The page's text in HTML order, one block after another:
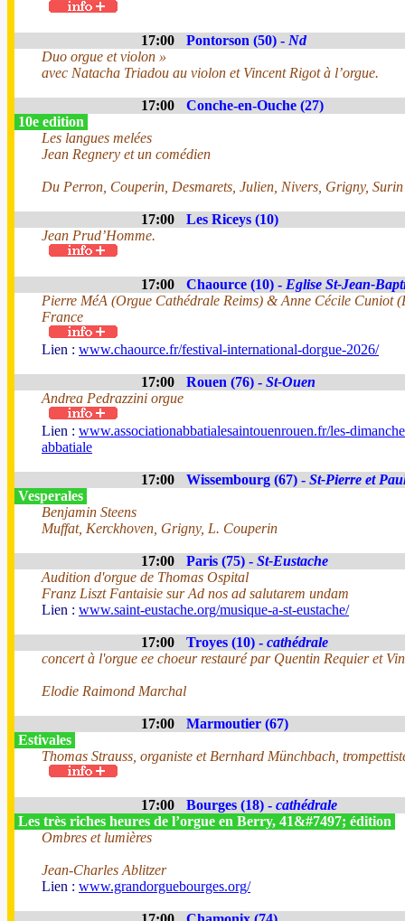
17:00 Pontorson (50) - Nd
Duo orgue et violon »
avec Natacha Triadou au violon et Vincent Rigot à l’orgue.
17:00
Conche-en-Ouche (27)
10e edition
Les langues melées
Jean Regnery et un comédien
Du Perron, Couperin, Desmarets, Julien, Nivers, Grigny, Surin
17:00
Les Riceys (10)
Jean Prud’Homme.
17:00 Chaource (10) - Eglise St-Jean-
Pierre MéA (Orgue Cathédrale Reims) & Anne Cécile Cuniot
France
Lien : www.chaource.fr/festival-international-dorgue-2026/
17:00 Rouen (76) - St-Ouen
Andrea Pedrazzini orgue
Lien : www.associationabbatialesaintouenrouen.fr/les-
abbatiale
17:00 Wissembourg (67) - St-Pierre et
Vesperales
Benjamin Steens
Muffat, Kerckhoven, Grigny, L. Couperin
17:00 Paris (75) - St-Eustache
Audition d'orgue de Thomas Ospital
Franz Liszt Fantaisie sur Ad nos ad salutarem undam
Lien : www.saint-eustache.org/musique-a-st-eustache/
17:00 Troyes (10) - cathédrale
concert à l'orgue ee choeur restauré par Quentin Requier et
Elodie Raimond Marchal
17:00
Marmoutier (67)
Estivales
Thomas Strauss, organiste et Bernhard Münchbach,
17:00 Bourges (18) - cathédrale
Les très riches heures de l’orgue en Berry, 41&#7497; édition
Ombres et lumières
Jean-Charles Ablitzer
Lien : www.grandorguebourges.org/